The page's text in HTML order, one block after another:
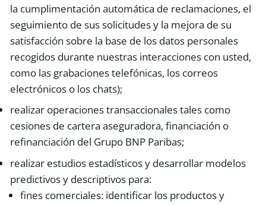
la cumplimentación automática de reclamaciones, el
seguimiento de sus solicitudes y la mejora de su
satisfacción sobre la base de los datos personales
recogidos durante nuestras interacciones con usted,
como las grabaciones telefónicas, los correos
electrónicos o los chats);
realizar operaciones transaccionales tales como
cesiones de cartera aseguradora, financiación o
refinanciación del Grupo BNP Paribas;
realizar estudios estadísticos y desarrollar modelos
predictivos y descriptivos para:
fines comerciales: identificar los productos y